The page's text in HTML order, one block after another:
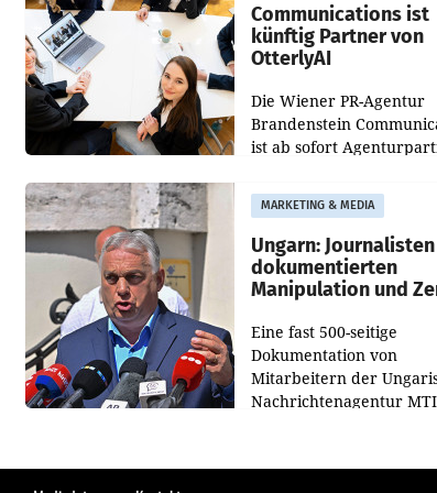
Communications ist
künftig Partner von
OtterlyAI
Die Wiener PR-Agentur
Brandenstein
ist ab sofort
Optimierungsplattform
OtterlyAI. Damit baut die
Agentur ihr
MARKETING & MEDIA
Ungarn: Journalisten
dokumentierten
Manipulation und
Eine fast 500-seitige
Dokumentation von
Mitarbeitern der
Nachrichtenagentur
der Agentur während